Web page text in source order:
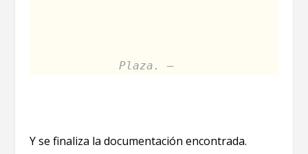
Plaza. –
Y se finaliza la documentación encontrada.